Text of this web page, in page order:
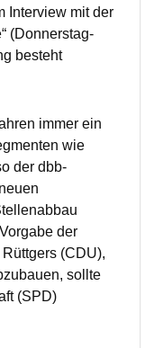
Interview mit der
(Donnerstag-
besteht
immer ein
wie
der dbb-
der
(CDU),
sollte
(SPD)